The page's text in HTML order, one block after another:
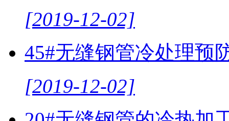
[2019-12-02]
45#无缝钢管冷处理预
[2019-12-02]